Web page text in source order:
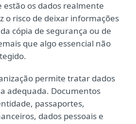
estão os dados realmente
o risco de deixar informações
cópia de segurança ou de
que algo essencial não
permite tratar dados
adequada. Documentos
passaportes,
dados pessoais e